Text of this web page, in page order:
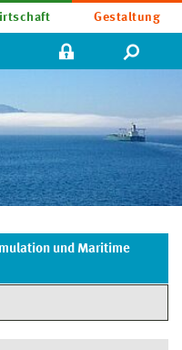
Gestaltung
und Maritime